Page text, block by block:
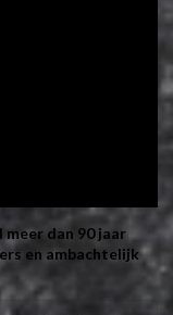
meer dan 90 jaar
en ambachtelijk